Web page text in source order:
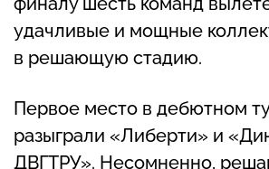
удачливые и мощные
в решающую стадию.
Первое место в дебютном
разыграли «Либерти» и
ДВГТРУ». Несомненно,